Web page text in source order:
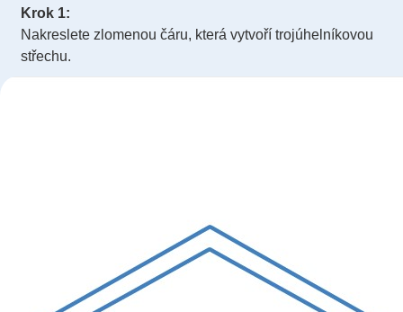
Krok 1:
Nakreslete zlomenou čáru, která vytvoří trojúhelníkovou
střechu.